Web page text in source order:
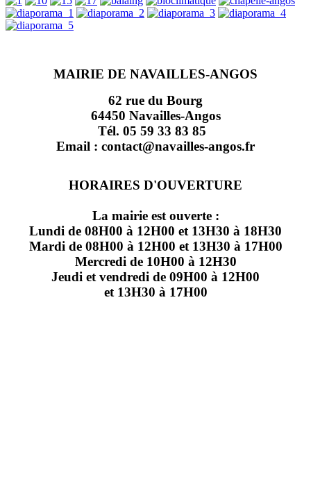
MAIRIE DE NAVAILLES-ANGOS
62 rue du Bourg
64450 Navailles-Angos
Tél. 05 59 33 83 85
Email : contact@navailles-angos.fr
HORAIRES D'OUVERTURE
La mairie est ouverte :
Lundi de 08H00 à 12H00 et 13H30 à 18H30
Mardi de 08H00 à 12H00 et 13H30 à 17H00
Mercredi de 10H00 à 12H30
Jeudi et vendredi de 09H00 à 12H00
et 13H30 à 17H00